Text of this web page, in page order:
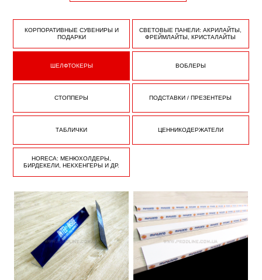
КОРПОРАТИВНЫЕ СУВЕНИРЫ И
ПОДАРКИ
СВЕТОВЫЕ ПАНЕЛИ: АКРИЛАЙТЫ,
ФРЕЙМЛАЙТЫ, КРИСТАЛАЙТЫ
ШЕЛФТОКЕРЫ ВОБЛЕРЫ
СТОППЕРЫ ПОДСТАВКИ / ПРЕЗЕНТЕРЫ
ТАБЛИЧКИ ЦЕННИКОДЕРЖАТЕЛИ
HORECA: МЕНЮХОЛДЕРЫ,
БИРДЕКЕЛИ, НЕКХЕНГЕРЫ И ДР.